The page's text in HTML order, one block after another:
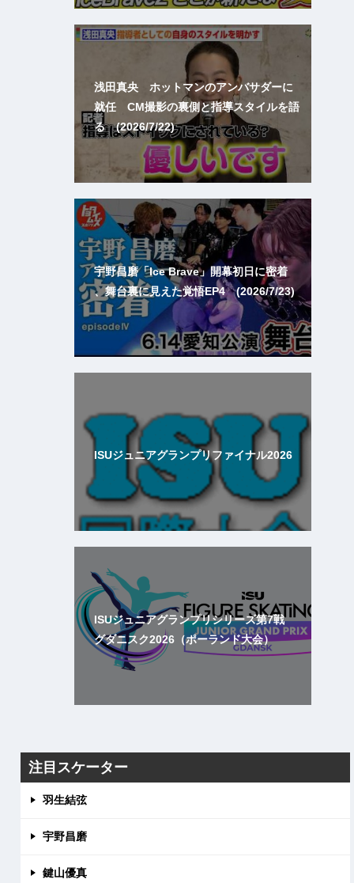
浅田真央 ホットマンのアンバサダーに
就任 CM撮影の裏側と指導スタイルを語
る (2026/7/22)
宇野昌磨「Ice Brave」開幕初日に密着
、舞台裏に見えた覚悟EP4 (2026/7/23)
ISUジュニアグランプリファイナル2026
ISUジュニアグランプリシリーズ第7戦
グダニスク2026（ポーランド大会）
注目スケーター
羽生結弦
宇野昌磨
鍵山優真